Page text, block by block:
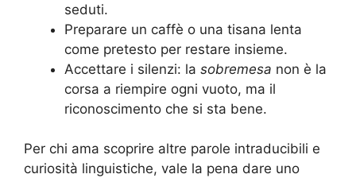
seduti.
Preparare un caffè o una tisana lenta
come pretesto per restare insieme.
Accettare i silenzi: la sobremesa non è la
corsa a riempire ogni vuoto, ma il
riconoscimento che si sta bene.
Per chi ama scoprire altre parole intraducibili e
curiosità linguistiche, vale la pena dare uno